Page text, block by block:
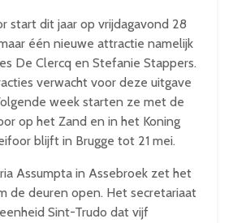
start dit jaar op vrijdagavond 28
één nieuwe attractie namelijk
De Clercq en Stefanie Stappers.
verwacht voor deze uitgave
week starten ze met de
op het Zand en in het Koning
blijft in Brugge tot 21 mei.
Assumpta in Assebroek zet het
de deuren open. Het secretariaat
Sint-Trudo dat vijf